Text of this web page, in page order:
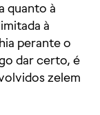
quanto à
à
perante o
dar certo, é
zelem